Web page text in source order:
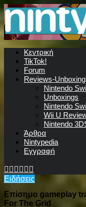
Κεντρική
TikTok!
Forum
Reviews-Unboxing
Nintendo
Unboxings
Nintendo
Wii U
Nintendo
Άρθρα
Nintypedia
Εγγραφή
Ειδήσεις
Επίσημο gameplay
For The Grid